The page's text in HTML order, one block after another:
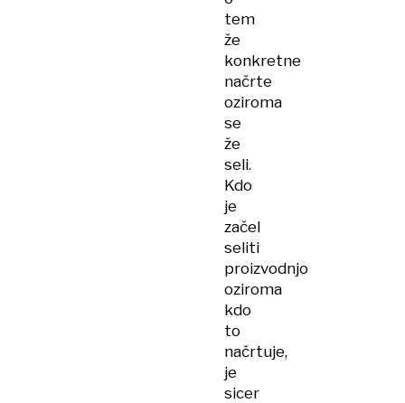
tem
že
konkretne
načrte
oziroma
se
že
seli.
Kdo
je
začel
seliti
proizvodnjo
oziroma
kdo
to
načrtuje,
je
sicer